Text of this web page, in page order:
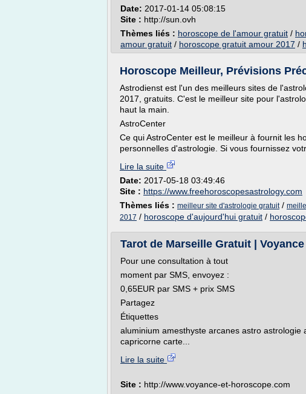
Date: 2017-01-14 05:08:15
Site : http://sun.ovh
Thèmes liés : horoscope de l'amour gratuit /
amour gratuit / horoscope gratuit amour 2017 /
Horoscope Meilleur, Prévisions
Astrodienst est l'un des meilleurs sites de
2017, gratuits. C'est le meilleur site pour
haut la main.
AstroCenter
Ce qui AstroCenter est le meilleur à fournit les
personnelles d'astrologie. Si vous fournissez
Lire la suite
Date: 2017-05-18 03:49:46
Site : https://www.freehoroscopesastrology.com
Thèmes liés : meilleur site d'astrologie gratuit/
2017 / horoscope d'aujourd'hui gratuit /
Tarot de Marseille Gratuit |
Pour une consultation à tout
moment par SMS, envoyez :
0,65EUR par SMS + prix SMS
Partagez
Étiquettes
aluminium amesthyste arcanes astro
capricorne carte...
Lire la suite
Site : http://www.voyance-et-horoscope.com